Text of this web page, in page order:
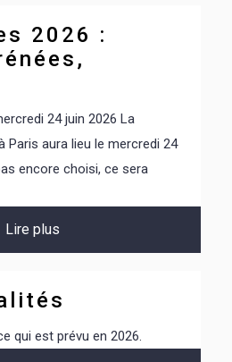
2026 :
24 juin 2026 La
Paris aura lieu le mercredi 24
encore choisi, ce sera
Lire plus
qui est prévu en 2026.